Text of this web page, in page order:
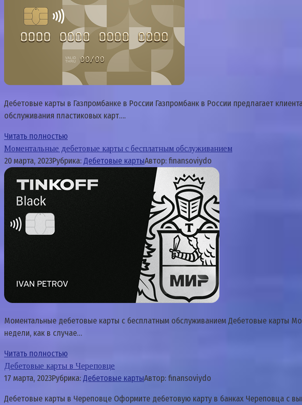
Дебетовые карты в Газпромбанке в России Газпромбанк в России предлагает
обслуживания пластиковых карт….
Читать полностью
Моментальные дебетовые карты с бесплатным обслуживанием
20 марта, 2023Рубрика: Дебетовые картыАвтор: finansoviydo
Моментальные дебетовые карты с бесплатным обслуживанием Дебетовые карты
недели, как в случае…
Читать полностью
Дебетовые карты в Череповце
17 марта, 2023Рубрика: Дебетовые картыАвтор: finansoviydo
Дебетовые карты в Череповце Оформите дебетовую карту в банках Череповца с